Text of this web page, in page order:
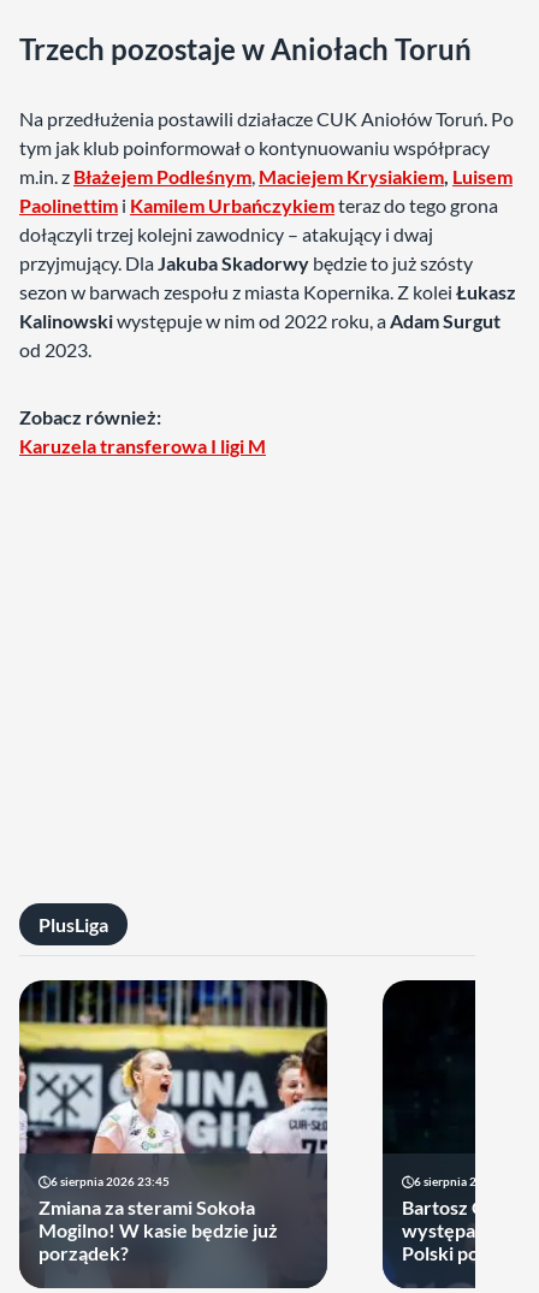
Trzech pozostaje w Aniołach Toruń
Na przedłużenia postawili działacze CUK Aniołów Toruń. Po
tym jak klub poinformował o kontynuowaniu współpracy
m.in. z Błażejem Podleśnym, Maciejem Krysiakiem, Luisem
Paolinettim i Kamilem Urbańczykiemteraz do tego grona
dołączyli trzej kolejni zawodnicy – atakujący i dwaj
przyjmujący. DlaJakuba Skadorwy będzie to już szósty
sezon w barwach zespołu z miasta Kopernika. Z kolei Łukasz
Kalinowskiwystępuje w nim od 2022 roku, aAdam Surgut
od 2023.
Zobacz również:
Karuzela transferowa I ligi M
PlusLiga
6 sierpnia 2026 23:45
Zmiana za sterami Sokoła
Mogilno! W kasie będzie już
porządek?
6 sierpnia 2026 17:40
Bartosz
występach w
Polski podjął